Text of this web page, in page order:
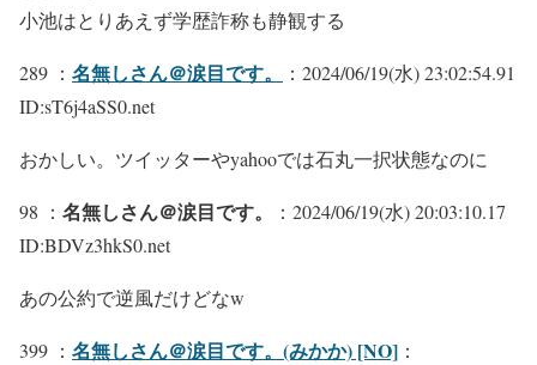
小池はとりあえず学歴詐称も静観する
289 ： 名無しさん＠涙目です。
：2024/06/19(水) 23:02:54.91
ID:sT6j4aSS0.net
おかしい。ツイッターやyahooでは石丸一択状態なのに
98 ： 名無しさん＠涙目です。
：2024/06/19(水) 20:03:10.17
ID:BDVz3hkS0.net
あの公約で逆風だけどなw
399 ： 名無しさん＠涙目です。(みかか) [NO] ：